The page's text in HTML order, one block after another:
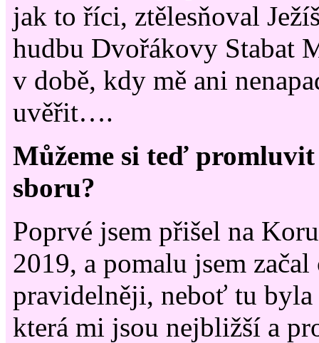
jak to říci, ztělesňoval
hudbu Dvořákovy Stabat
v době, kdy mě ani
uvěřit….
Můžeme si teď
sboru?
Poprvé jsem přišel na
2019, a pomalu jsem
pravidelněji, neboť tu byla
která mi jsou nejbližší a